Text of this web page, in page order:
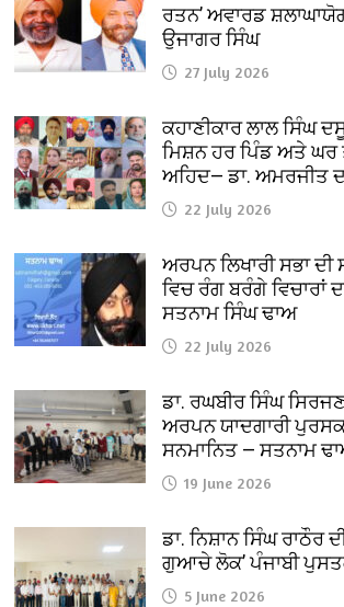
ਰਤਨ’ ਅਵਾਰਡ
ਉਜਾਗਰ ਸਿੰਘ
27 July 2026
ਕਹਾਣੀਕਾਰ ਲਾਲ ਸਿੰਘ
ਮਿਸ਼ਨ ਹਰ ਪਿੰਡ ਅਤੇ ਘਰ
ਅਹਿਦ— ਡਾ. ਅਮਰਜੀਤ
22 July 2026
ਅਰਪਨ ਲਿਖਾਰੀ ਸਭਾ ਦੀ
ਵਿਚ ਰੰਗ ਬਰੰਗੇ ਵਿਚਾਰਾਂ
ਸਤਨਾਮ ਸਿੰਘ ਢਾਅ
22 July 2026
ਡਾ. ਰਘਬੀਰ ਸਿੰਘ
ਅਰਪਨ ਯਾਦਗਾਰੀ
ਸਨਮਾਨਿਤ — ਸਤਨਾਮ
19 June 2026
ਡਾ. ਨਿਸ਼ਾਨ ਸਿੰਘ ਰਾਠੌਰ
ਗੁਆਚੇ ਲੋਕ’ ਪੰਜਾਬੀ
5 June 2026